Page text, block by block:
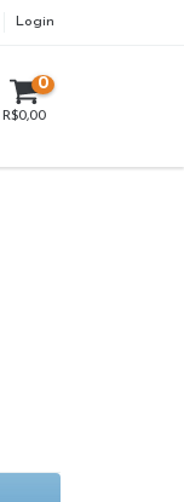
Login
0
R$0,00